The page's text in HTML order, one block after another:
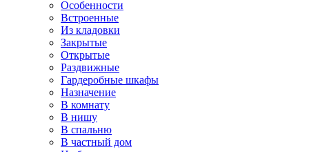
Особенности
Встроенные
Из кладовки
Закрытые
Открытые
Раздвижные
Гардеробные шкафы
Назначение
В комнату
В нишу
В спальню
В частный дом